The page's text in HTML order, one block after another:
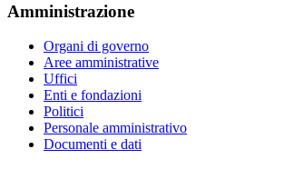
Amministrazione
Organi di governo
Aree amministrative
Uffici
Enti e fondazioni
Politici
Personale amministrativo
Documenti e dati